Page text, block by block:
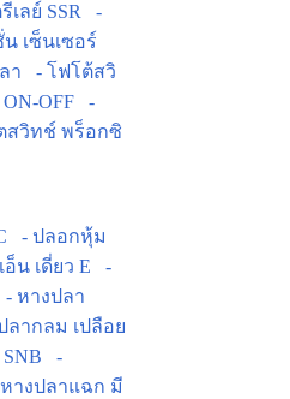
เลย์ SSR
-
เซ็นเซอร์
า
- โฟโต้สวิ
OFF
-
สวิทช์ พร็อกซิ
- ปลอกหุ้ม
น เดี่ยว E
-
- หางปลา
ลากลม เปลือย
-
างปลาแฉก มี